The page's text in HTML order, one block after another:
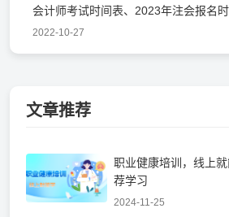
会计师考试时间表、2023年注会报名时
2022-10-27
文章推荐
职业健康培训，线上
荐学习
2024-11-25